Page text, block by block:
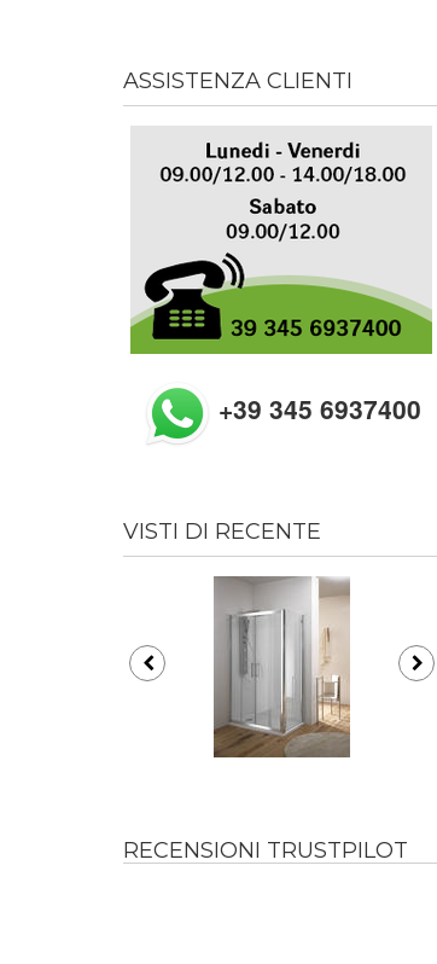
ASSISTENZA CLIENTI
+39 345 6937400
VISTI DI RECENTE
RECENSIONI TRUSTPILOT